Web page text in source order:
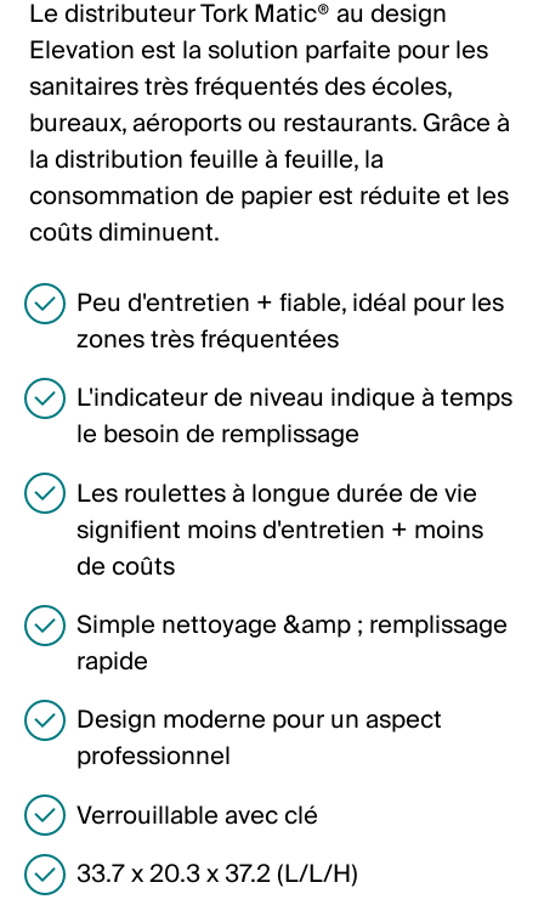
Italiano
English
Autriche
Deutsch
English
Allemagne
Deutsch
English
Suède
Svenska
English
Pologne
Polski
English
Le distributeur Tork Matic® au design
Elevation est la solution parfaite pour les
sanitaires très fréquentés des écoles,
bureaux, aéroports ou restaurants. Grâce à
la distribution feuille à feuille, la
consommation de papier est réduite et les
coûts diminuent.
Peu d'entretien + fiable, idéal pour les
zones très fréquentées
L'indicateur de niveau indique à temps
le besoin de remplissage
Les roulettes à longue durée de vie
signifient moins d'entretien + moins
de coûts
Simple nettoyage &amp ; remplissage
rapide
Design moderne pour un aspect
professionnel
Verrouillable avec clé
33.7 x 20.3 x 37.2 (L/L/H)